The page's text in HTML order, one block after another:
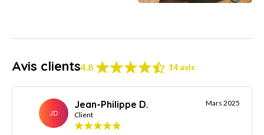
Avis clients4.8 14 avis
JD
Jean-Philippe D.
Client
Mars 2025